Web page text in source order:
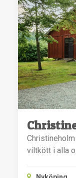
viltkött i alla